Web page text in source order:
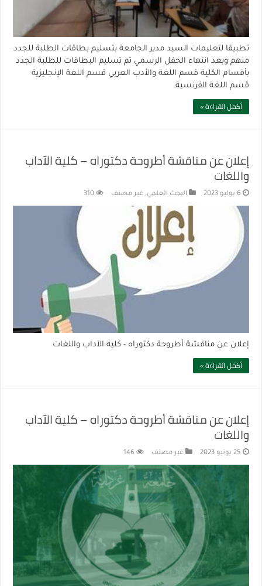
تطبيقا لتعليمات السيد مدير الجامعة بتسليم بطاقات الطلبة للجدد
منهم وبعد انتهاء الحفل الرسمي تم تسليم البطاقات للطلبة الجدد
بأقسام الكلية قسم اللغة والأدب العربي قسم اللغة الإنجليزية
قسم اللغة الفرنسية.
أكمل القراءة »
إعلان عن مناقشة أطروحة دكتوراه – كلية الآداب
واللغات
6 يوليو 2023 البحث العلمي,غير مصنف 310
إعلان عن مناقشة أطروحة دكتوراه - كلية الآداب واللغات
أكمل القراءة »
إعلان عن مناقشة أطروحة دكتوراه – كلية الآداب
واللغات
25 يونيو 2023 غير مصنف 146